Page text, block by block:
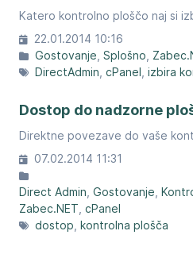
22.01.2014 10:16
Gostovanje Splošno
DirectAdmin cPanel izbira
Dostop do nadzorne
Direktne povezave do vaše
07.02.2014 11:31
Direct Admin Gostovanje
Zabec.NET cPanel
dostop kontrolna plošča